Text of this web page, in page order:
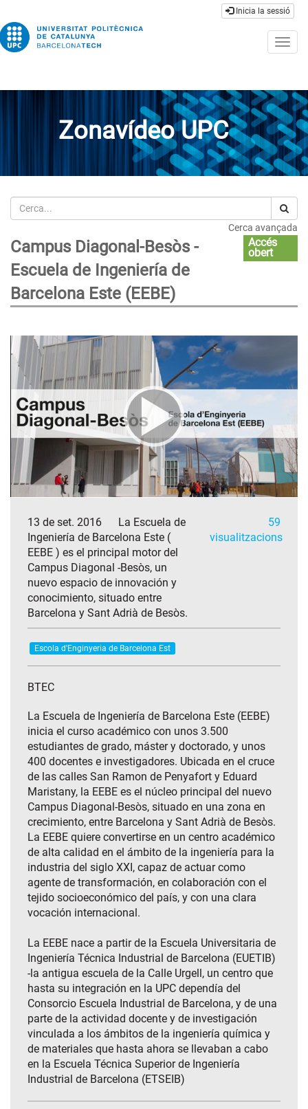
Inicia la sessió
Zonavídeo UPC
Cerca
Cerca avançada
Campus Diagonal-Besòs -
Escuela de Ingeniería de
Barcelona Este (EEBE)
Accés
obert
13 de set. 2016
La Escuela de
Ingeniería de Barcelona Este (
EEBE ) es el principal motor del
Campus Diagonal -Besòs, un
nuevo espacio de innovación y
conocimiento, situado entre
Barcelona y Sant Adrià de Besòs.
59
visualitzacions
Escola d'Enginyeria de Barcelona Est
BTEC
La Escuela de Ingeniería de Barcelona Este (EEBE)
inicia el curso académico con unos 3.500
estudiantes de grado, máster y doctorado, y unos
400 docentes e investigadores. Ubicada en el cruce
de las calles San Ramon de Penyafort y Eduard
Maristany, la EEBE es el núcleo principal del nuevo
Campus Diagonal-Besòs, situado en una zona en
crecimiento, entre Barcelona y Sant Adrià de Besòs.
La EEBE quiere convertirse en un centro académico
de alta calidad en el ámbito de la ingeniería para la
industria del siglo XXI, capaz de actuar como
agente de transformación, en colaboración con el
tejido socioeconómico del país, y con una clara
vocación internacional.
La EEBE nace a partir de la Escuela Universitaria de
Ingeniería Técnica Industrial de Barcelona (EUETIB)
-la antigua escuela de la Calle Urgell, un centro que
hasta su integración en la UPC dependía del
Consorcio Escuela Industrial de Barcelona, y de una
parte de la actividad docente y de investigación
vinculada a los ámbitos de la ingeniería química y
de materiales que hasta ahora se llevaban a cabo
en la Escuela Técnica Superior de Ingeniería
Industrial de Barcelona (ETSEIB)